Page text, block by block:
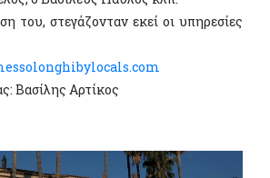
του, στεγάζονταν εκεί οι υπηρεσίες
Βασίλης Αρτίκος